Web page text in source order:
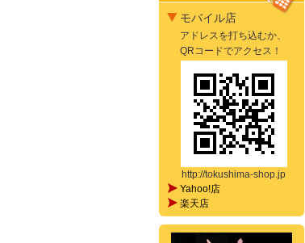
モバイル店
アドレスを打ち込むか、
QRコードでアクセス！
http://tokushima-shop.jp
Yahoo!店
楽天店